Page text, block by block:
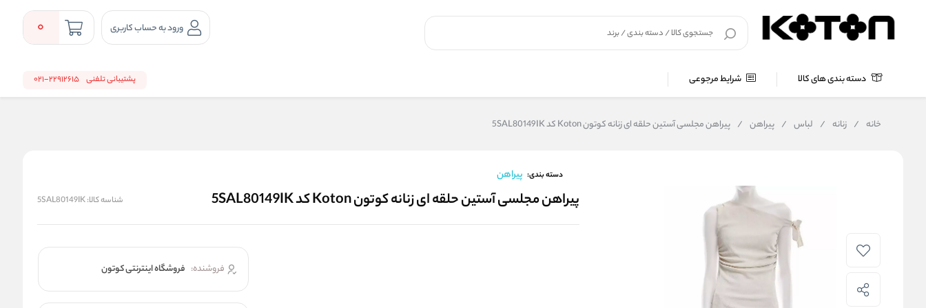
ورود به حساب کاربری 0
دسته بندی های کالا شرایط مرجوعی پشتیبانی تلفنی 22912615-021
خانه / زنانه / لباس / پیراهن / پیراهن مجلسی آستین حلقه ای زنانه کوتون Koton کد 5SAL80149IK
دسته بندی: پیراهن
پیراهن مجلسی آستین حلقه ای زنانه کوتون Koton کد 5SAL80149IK شناسه کالا:5SAL80149IK
فروشنده: فروشگاه اینترنتی کوتون